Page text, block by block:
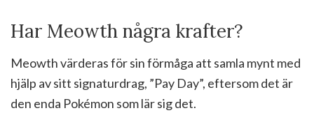
Har Meowth några krafter?
Meowth värderas för sin förmåga att samla mynt med
hjälp av sitt signaturdrag, ”Pay Day”, eftersom det är
den enda Pokémon som lär sig det.